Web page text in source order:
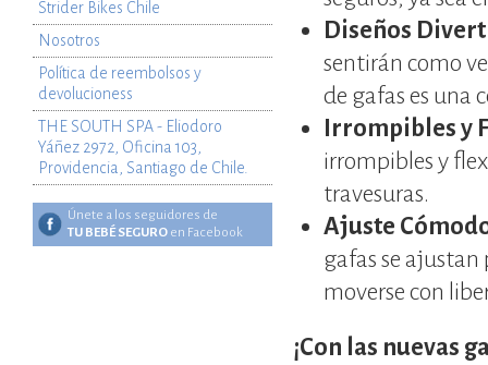
Diseños
sentirán como
de gafas es una
Irrompibles y
irrompibles y
travesuras.
Ajuste
gafas se
moverse con
¡Con las nuevas
Strider Bikes Chile
Nosotros
Política de reembolsos y
devolucioness
THE SOUTH SPA - Eliodoro
Yáñez 2972, Oficina 103,
Providencia, Santiago de Chile.
Únete a los seguidores de
TU BEBÉ SEGURO en Facebook